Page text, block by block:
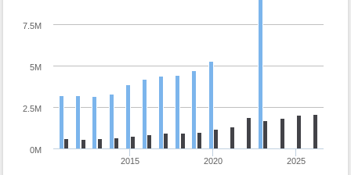
2015 2020 2025
0M
2.5M
5M
7.5M